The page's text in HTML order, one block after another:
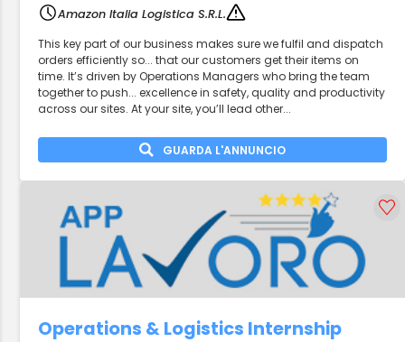
Amazon Italia Logistica S.R.L.
This key part of our business makes sure we fulfil and dispatch
orders efficiently so... that our customers get their items on
time. It’s driven by Operations Managers who bring the team
together to push... excellence in safety, quality and productivity
across our sites. At your site, you’ll lead other...
GUARDA L'ANNUNCIO
Operations & Logistics Internship